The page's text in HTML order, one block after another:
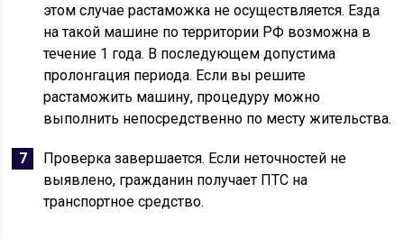
этом случае растаможка не осуществляется. Езда
на такой машине по территории РФ возможна в
течение 1 года. В последующем допустима
пролонгация периода. Если вы решите
растаможить машину, процедуру можно
выполнить непосредственно по месту жительства.
Проверка завершается. Если неточностей не
выявлено, гражданин получает ПТС на
транспортное средство.